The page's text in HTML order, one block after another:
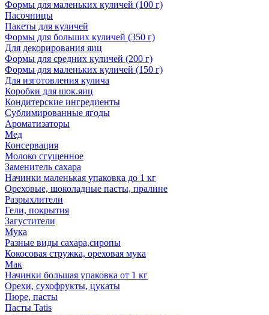
Формы для маленьких куличей (100 г)
Пасочницы
Пакеты для куличей
Формы для больших куличей (350 г)
Для декорирования яиц
Формы для средних куличей (200 г)
Формы для маленьких куличей (150 г)
Для изготовления кулича
Коробки для шок.яиц
Кондитерские ингредиенты
Сублимированные ягоды
Ароматизаторы
Мед
Консервация
Молоко сгущенное
Заменитель сахара
Начинки маленькая упаковка до 1 кг
Ореховые, шоколадные пасты, пралине
Разрыхлители
Гели, покрытия
Загустители
Мука
Разные виды сахара,сиропы
Кокосовая стружка, ореховая мука
Мак
Начинки большая упаковка от 1 кг
Орехи, сухофрукты, цукаты
Пюре, пасты
Пасты Tatis